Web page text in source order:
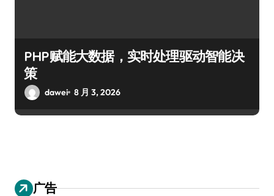
PHP赋能大数据，实时处理驱动智能决
策
dawei 8 月 3, 2026
广告